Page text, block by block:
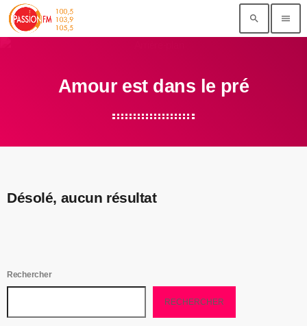
search menu
Amour est dans le pré
Désolé, aucun résultat
Rechercher
RECHERCHER